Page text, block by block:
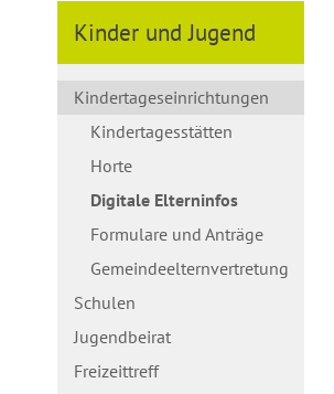
Kinder und Jugend
Kindertageseinrichtungen
Kindertagesstätten
Horte
Digitale Elterninfos
Formulare und Anträge
Gemeindeelternvertretung
Schulen
Jugendbeirat
Freizeittreff